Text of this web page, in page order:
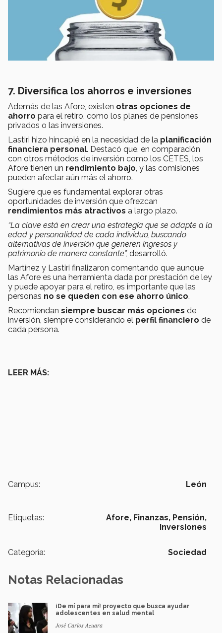
7. Diversifica los ahorros e inversiones
Además de las Afore, existen otras opciones de
ahorro para el retiro, como los planes de pensiones
privados o las inversiones.
Lastiri hizo hincapié en la necesidad de la planificación
financiera personal. Destacó que, en comparación
con otros métodos de inversión como los CETES, los
Afore tienen un rendimiento bajo , y las comisiones
pueden afectar aún más el ahorro.
Sugiere que es fundamental explorar otras
oportunidades de inversión que ofrezcan
rendimientos más atractivos a largo plazo.
“La clave está en crear una estrategia que se adapte a la
edad y personalidad de cada individuo, buscando
alternativas de inversión que generen ingresos y
patrimonio de manera constante”, desarrolló.
Martínez y Lastiri finalizaron comentando que aunque
las Afore es una herramienta dada por prestación de ley
y puede apoyar para el retiro, es importante que las
personas no se queden con ese ahorro único.
Recomiendan siempre buscar más opciones de
inversión, siempre considerando el perfil financiero de
cada persona.
LEER MÁS:
Campus: León
Etiquetas: Afore, Finanzas, Pensión,
Inversiones
Categoría: Sociedad
Notas Relacionadas
¡De mí para mí! proyecto que busca ayudar
adolescentes en salud mental
José Carlos Azuara